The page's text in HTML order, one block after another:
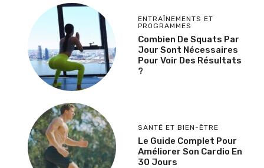
ENTRAÎNEMENTS ET
PROGRAMMES
Combien De Squats Par
Jour Sont Nécessaires
Pour Voir Des Résultats
?
SANTÉ ET BIEN-ÊTRE
Le Guide Complet Pour
Améliorer Son Cardio En
30 Jours